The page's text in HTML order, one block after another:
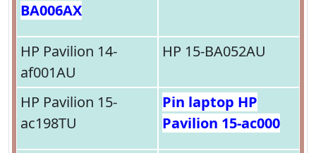
BA006AX
HP Pavilion 14-
af001AU
HP 15-BA052AU
HP Pavilion 15-
ac198TU
Pin laptop HP
Pavilion 15-ac000